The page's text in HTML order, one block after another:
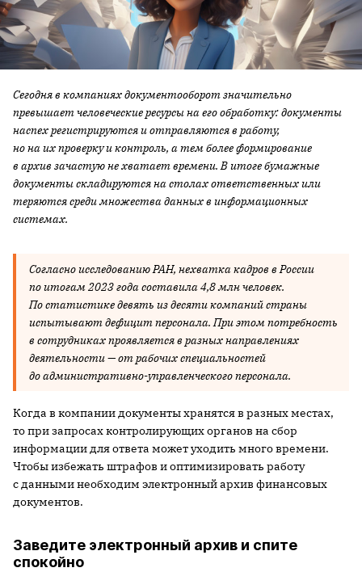
Сегодня в компаниях документооборот значительно
превышает человеческие ресурсы на его обработку: документы
наспех регистрируются и отправляются в работу,
но на их проверку и контроль, а тем более формирование
в архив зачастую не хватает времени. В итоге бумажные
документы складируются на столах ответственных или
теряются среди множества данных в информационных
системах.
Согласно исследованию РАН, нехватка кадров в России
по итогам 2023 года составила 4,8 млн человек.
По статистике девять из десяти компаний страны
испытывают дефицит персонала. При этом потребность
в сотрудниках проявляется в разных направлениях
деятельности — от рабочих специальностей
до административно-управленческого персонала.
Когда в компании документы хранятся в разных местах,
то при запросах контролирующих органов на сбор
информации для ответа может уходить много времени.
Чтобы избежать штрафов и оптимизировать работу
с данными необходим электронный архив финансовых
документов.
Заведите электронный архив и спите
спокойно